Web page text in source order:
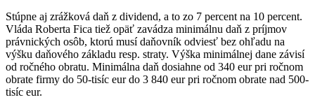
Stúpne aj zrážková daň z dividend, a to zo 7 percent na 10 percent.
Vláda Roberta Fica tiež opäť zavádza minimálnu daň z príjmov
právnických osôb, ktorú musí daňovník odviesť bez ohľadu na
výšku daňového základu resp. straty. Výška minimálnej dane závisí
od ročného obratu. Minimálna daň dosiahne od 340 eur pri ročnom
obrate firmy do 50-tisíc eur do 3 840 eur pri ročnom obrate nad 500-
tisíc eur.